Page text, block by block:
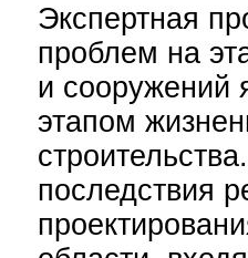
Экспертная
проблем на
и сооружений
этапом
последствия